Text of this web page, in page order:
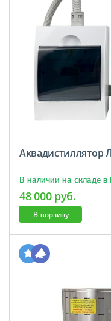
Аквадистиллятор
В наличии на складе
48 000 руб.
В корзину